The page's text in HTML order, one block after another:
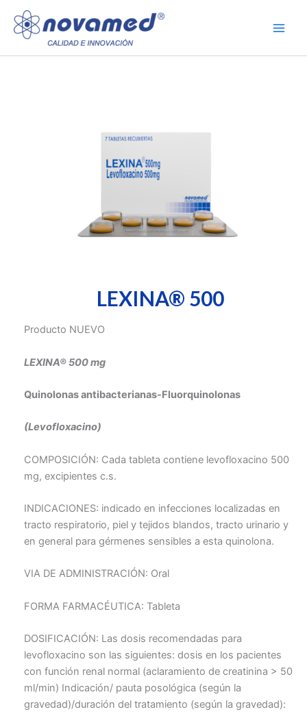
contenido
LEXINA® 500
Producto NUEVO
LEXINA® 500 mg
Quinolonas antibacterianas-Fluorquinolonas
(Levofloxacino)
COMPOSICIÓN: Cada tableta contiene levofloxacino 500
mg, excipientes c.s.
INDICACIONES: indicado en infecciones localizadas en
tracto respiratorio, piel y tejidos blandos, tracto urinario y
en general para gérmenes sensibles a esta quinolona.
VIA DE ADMINISTRACIÓN: Oral
FORMA FARMACÉUTICA: Tableta
DOSIFICACIÓN: Las dosis recomendadas para
levofloxacino son las siguientes: dosis en los pacientes
con función renal normal (aclaramiento de creatinina > 50
ml/min) Indicación/ pauta posológica (según la
gravedad)/duración del tratamiento (según la gravedad):